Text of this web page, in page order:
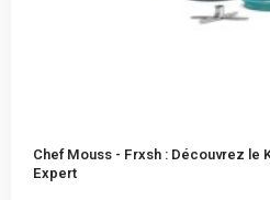
Chef Mouss - Frxsh : Découvrez le
Expert